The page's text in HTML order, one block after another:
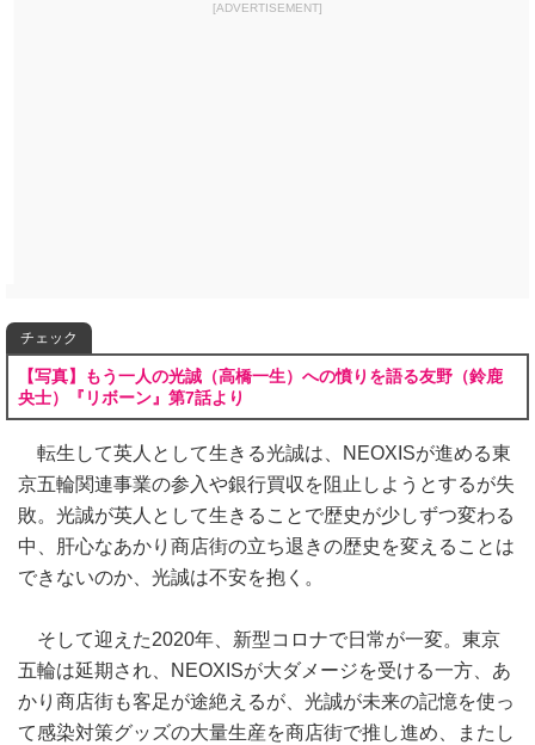
[ADVERTISEMENT]
チェック
【写真】もう一人の光誠（高橋一生）への憤りを語る友野（鈴鹿
央士）『リボーン』第7話より
転生して英人として生きる光誠は、NEOXISが進める東
京五輪関連事業の参入や銀行買収を阻止しようとするが失
敗。光誠が英人として生きることで歴史が少しずつ変わる
中、肝心なあかり商店街の立ち退きの歴史を変えることは
できないのか、光誠は不安を抱く。
そして迎えた2020年、新型コロナで日常が一変。東京
五輪は延期され、NEOXISが大ダメージを受ける一方、あ
かり商店街も客足が途絶えるが、光誠が未来の記憶を使っ
て感染対策グッズの大量生産を商店街で推し進め、またし